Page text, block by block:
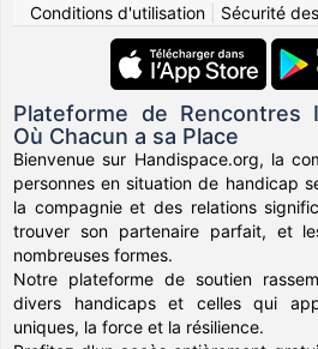
Conditions d'utilisation| Sécurité
Plateforme de Rencontres
Où Chacun a sa Place
Bienvenue sur Handispace.org, la
personnes en situation de handicap
la compagnie et des relations
trouver son partenaire parfait, et
nombreuses formes.
Notre plateforme de soutien
divers handicaps et celles qui
uniques, la force et la résilience.